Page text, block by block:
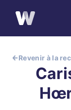
Revenir à la